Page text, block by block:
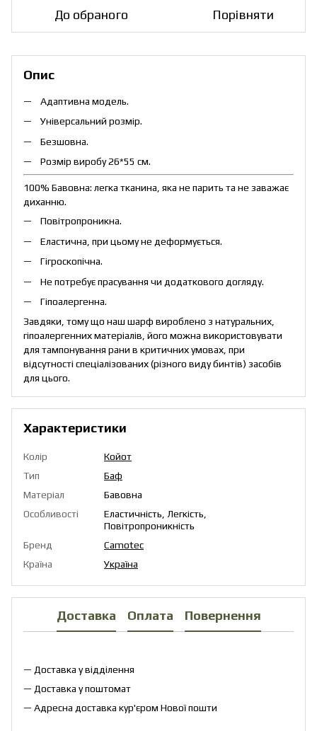
До обраного Порівняти
Опис
Адаптивна модель.
Універсальний розмір.
Безшовна.
Розмір виробу 26*55 см.
100% Бавовна: легка тканина, яка не парить та не заважає
диханню.
Повітропроникна.
Еластична, при цьому не деформується.
Гігроскопічна.
Не потребує прасування чи додаткового догляду.
Гіпоалергенна.
Завдяки, тому що наш шарф вироблено з натуральних,
гіпоалергенних матеріалів, його можна використовувати
для тампонування рани в критичних умовах, при
відсутності спеціалізованих (різного виду бинтів) засобів
для цього.
Характеристики
Колір
Койот
Тип
Баф
Матеріал
Бавовна
Особливості
Еластичність, Легкість,
Повітропроникність
Бренд
Camotec
Країна
Україна
Доставка Оплата Повернення
— Доставка у відділення
— Доставка у поштомат
— Адресна доставка кур'єром Нової пошти